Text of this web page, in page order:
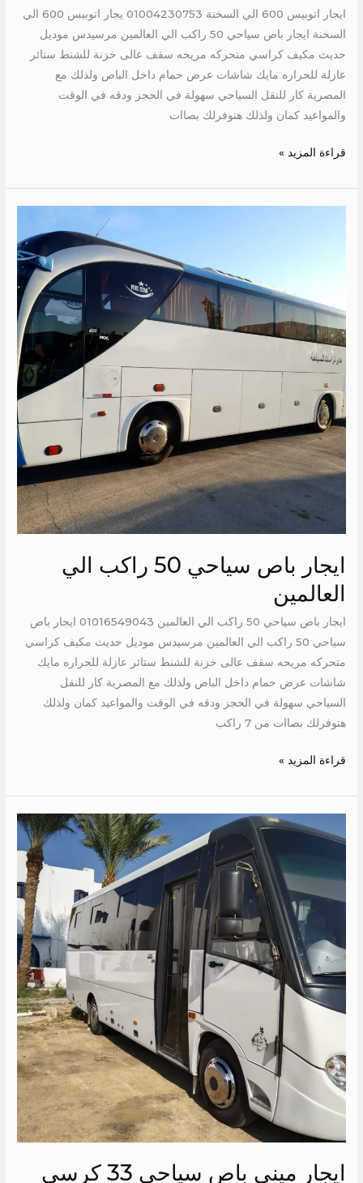
ايجار اتوبيس 600 الي السخنة 01004230753 يجار اتوبيس 600 الي
السخنة ايجار باص سياحي 50 راكب الي العالمين مرسيدس موديل
حديث مكيف كراسي متحركه مريحه سقف عالى خزنة للشنط ستائر
عازلة للحراره مايك شاشات عرض حمام داخل الباص ولذلك مع
المصرية كار للنقل السياحي سهولة في الحجز ودقه في الوقت
والمواعيد كمان ولذلك هتوفرلك بصاات
قراءة المزيد »
ايجار باص سياحي 50 راكب الي
العالمين
ايجار باص سياحي 50 راكب الي العالمين 01016549043 ايجار باص
سياحي 50 راكب الي العالمين مرسيدس موديل حديث مكيف كراسي
متحركه مريحه سقف عالى خزنة للشنط ستائر عازلة للحراره مايك
شاشات عرض حمام داخل الباص ولذلك مع المصرية كار للنقل
السياحي سهولة في الحجز ودقه في الوقت والمواعيد كمان ولذلك
هتوفرلك بصاات من 7 راكب
الي
العالمين
قراءة المزيد »
ايجار ميني باص سياحي 33 كرسي
ميني
سياحي
33
الي
دهب